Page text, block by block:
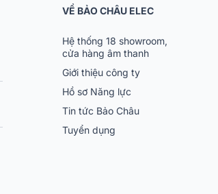
VỀ BẢO CHÂU ELEC
Hệ thống 18 showroom,
cửa hàng âm thanh
Giới thiệu công ty
Hồ sơ Năng lực
Tin tức Bảo Châu
Tuyển dụng